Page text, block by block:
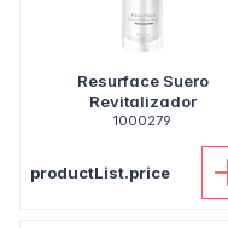
Resurface Suero
Revitalizador
1000279
productList.price